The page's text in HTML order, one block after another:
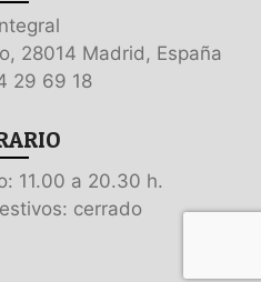
28014 Madrid, España
29 69 18
11.00 a 20.30 h.
cerrado